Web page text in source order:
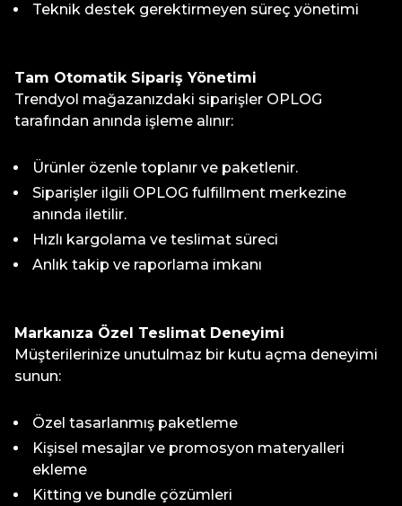
Teknik destek gerektirmeyen süreç yönetimi
Tam Otomatik Sipariş Yönetimi
Trendyol mağazanızdaki siparişler OPLOG
tarafından anında işleme alınır:
Ürünler özenle toplanır ve paketlenir.
Siparişler ilgili OPLOG fulfillment merkezine
anında iletilir.
Hızlı kargolama ve teslimat süreci
Anlık takip ve raporlama imkanı
Markanıza Özel Teslimat Deneyimi
Müşterilerinize unutulmaz bir kutu açma deneyimi
sunun:
Özel tasarlanmış paketleme
Kişisel mesajlar ve promosyon materyalleri
ekleme
Kitting ve bundle çözümleri